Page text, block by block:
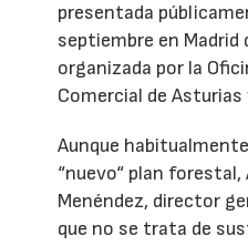
presentada
septiembre en Madrid
organizada por la
Comercial de Asturias
Aunque
“nuevo“ plan
Menéndez, director
que no se trata de